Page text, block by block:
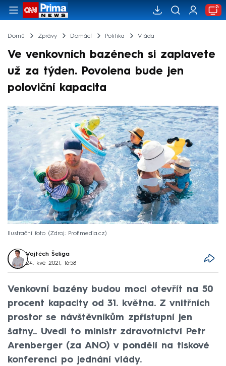
Domů Zprávy Domácí Politika Vláda
Ve venkovních bazénech si zaplavete
už za týden. Povolena bude jen
poloviční kapacita
Ilustrační foto Zdroj: Profimedia.cz
Vojtěch Šeliga
24. kvě 2021, 16:58
Venkovní bazény budou moci otevřít na 50
procent kapacity od 31. května. Z vnitřních
prostor se návštěvníkům zpřístupní jen
šatny.. Uvedl to ministr zdravotnictví Petr
Arenberger (za ANO) v pondělí na tiskové
konferenci po jednání vlády.